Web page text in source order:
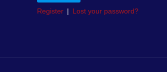
Register | Lost your password?